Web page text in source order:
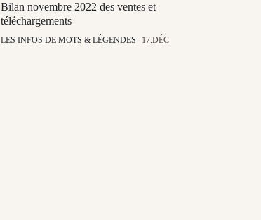
Bilan novembre 2022 des ventes et
téléchargements
LES INFOS DE MOTS & LÉGENDES 17.DÉC